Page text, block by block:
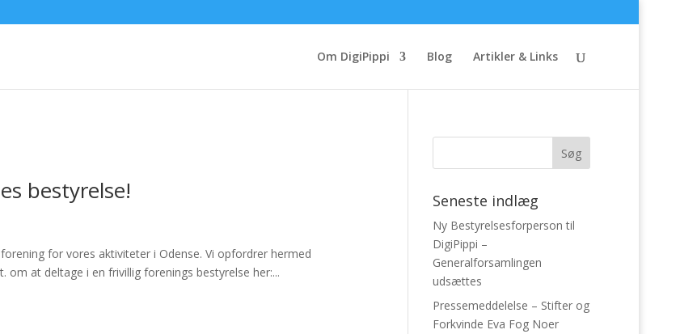
Om DigiPippi Blog Artikler & Links
bestyrelse!
for vores aktiviteter i Odense. Vi opfordrer hermed
at deltage i en frivillig forenings bestyrelse her:...
Seneste indlæg
Ny Bestyrelsesforperson til
DigiPippi –
Generalforsamlingen
udsættes
Pressemeddelelse – Stifter og
Forkvinde Eva Fog Noer